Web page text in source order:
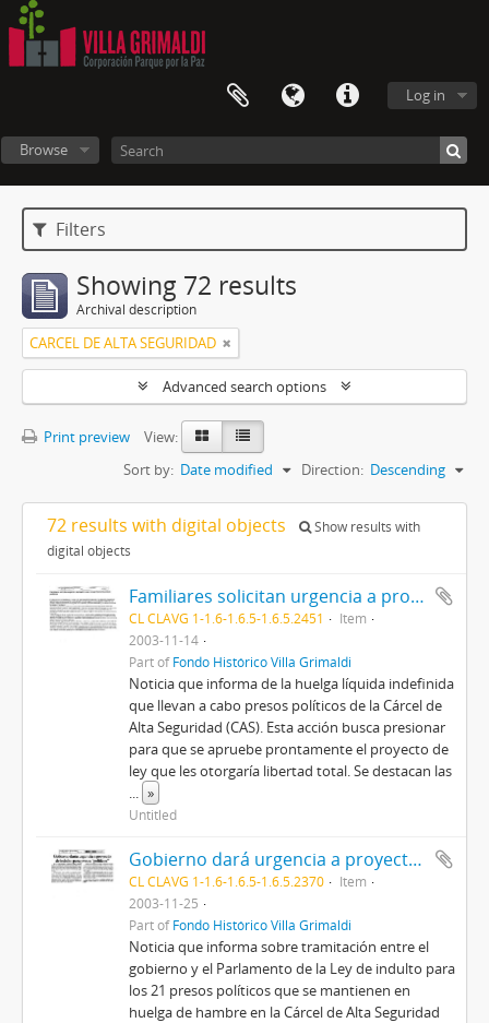
Log in
Browse
Filters
Showing 72 results
Archival description
CARCEL DE ALTA SEGURIDAD
Advanced search options
Print preview
View:
Sort by: Date modified Direction: Descending
72 results with digital objects
Show results with
digital objects
Familiares solicitan urgencia a proyecto que otorga libertad a presos políticos
CL CLAVG 1-1.6-1.6.5-1.6.5.2451
Item
2003-11-14
Part ofFondo Histórico Villa Grimaldi
Noticia que informa de la huelga líquida indefinida
que llevan a cabo presos políticos de la Cárcel de
Alta Seguridad (CAS). Esta acción busca presionar
para que se apruebe prontamente el proyecto de
ley que les otorgaría libertad total. Se destacan las
... »
Untitled
Gobierno dará urgencia a proyecto de indulto para presos "políticos"
CL CLAVG 1-1.6-1.6.5-1.6.5.2370
Item
2003-11-25
Part ofFondo Histórico Villa Grimaldi
Noticia que informa sobre tramitación entre el
gobierno y el Parlamento de la Ley de indulto para
los 21 presos políticos que se mantienen en
huelga de hambre en la Cárcel de Alta Seguridad